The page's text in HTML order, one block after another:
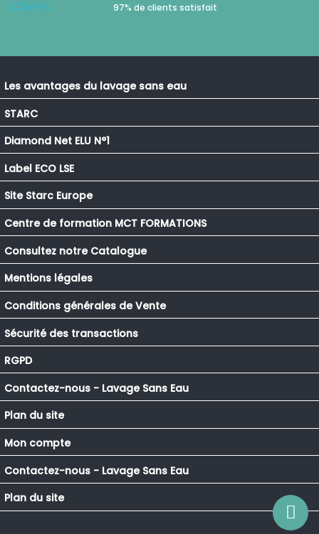
97% de clients satisfait
Les avantages du lavage sans eau
STARC
Diamond Net ELU N°1
Label ECO LSE
Site Starc Europe
Centre de formation MCT FORMATIONS
Consultez notre Catalogue
Mentions légales
Conditions générales de Vente
Sécurité des transactions
RGPD
Contactez-nous - Lavage Sans Eau
Plan du site
Mon compte
Contactez-nous - Lavage Sans Eau
Plan du site